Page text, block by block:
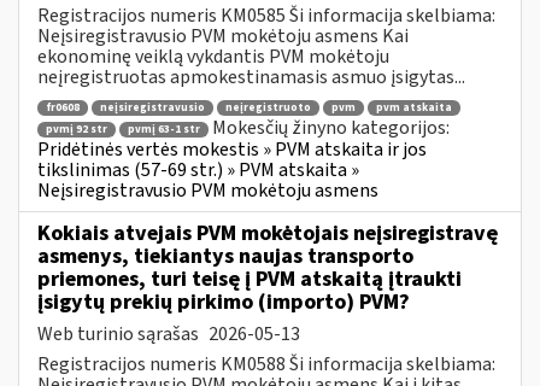
Registracijos numeris KM0585 Ši informacija skelbiama:
Neįsiregistravusio PVM mokėtoju asmens Kai
ekonominę veiklą vykdantis PVM mokėtoju
neįregistruotas apmokestinamasis asmuo įsigytas...
fr0608 neįsiregistravusio neįregistruoto pvm
pvm atskaita
pvmį 92 str
pvmį 63-1 str
Mokesčių žinyno kategorijos:
Pridėtinės vertės mokestis » PVM atskaita ir jos
tikslinimas (57-69 str.) » PVM atskaita »
Neįsiregistravusio PVM mokėtoju asmens
Kokiais atvejais PVM mokėtojais neįsiregistravę
asmenys, tiekiantys naujas transporto
priemones, turi teisę į PVM atskaitą įtraukti
įsigytų prekių pirkimo (importo) PVM?
Web turinio sąrašas 2026-05-13
Registracijos numeris KM0588 Ši informacija skelbiama: